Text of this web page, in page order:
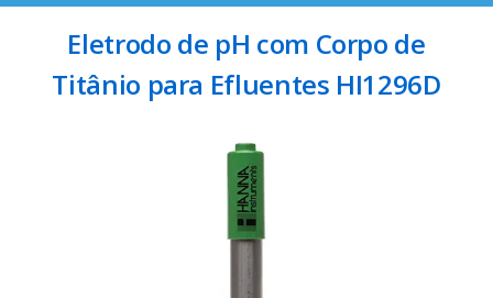
Eletrodo de pH com Corpo de
Titânio para Efluentes HI1296D